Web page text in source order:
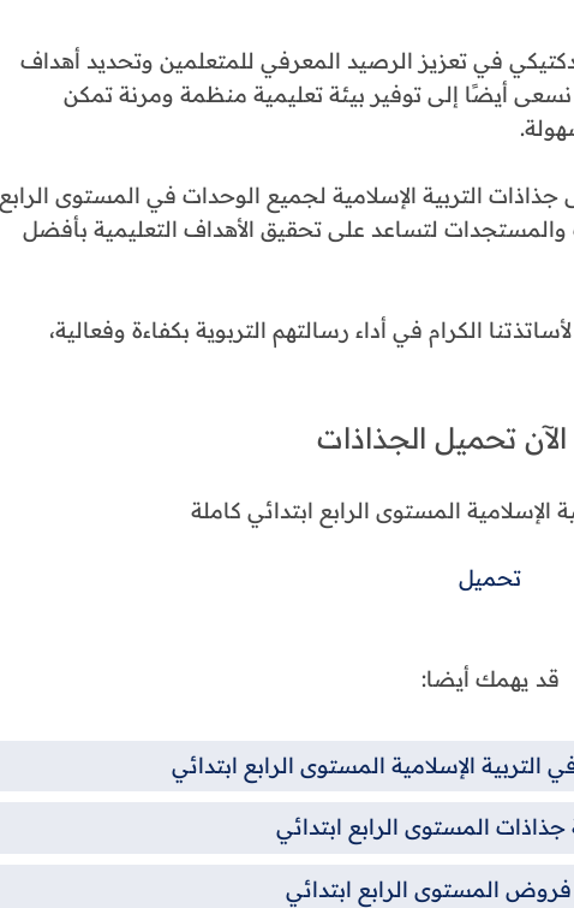
في تعزيز الرصيد المعرفي للمتعلمين وتحديد أهداف
نسعى أيضًا إلى توفير بيئة تعليمية منظمة ومرنة تمكن
التربية الإسلامية لجميع الوحدات في المستوى الرابع
والمستجدات لتساعد على تحقيق الأهداف التعليمية بأفضل
الكرام في أداء رسالتهم التربوية بكفاءة وفعالية،
تحميل الجذاذات
الإسلامية المستوى الرابع ابتدائي كاملة
تحميل
قد يهمك أيضا:
التربية الإسلامية المستوى الرابع ابتدائي
المستوى الرابع ابتدائي
المستوى الرابع ابتدائي